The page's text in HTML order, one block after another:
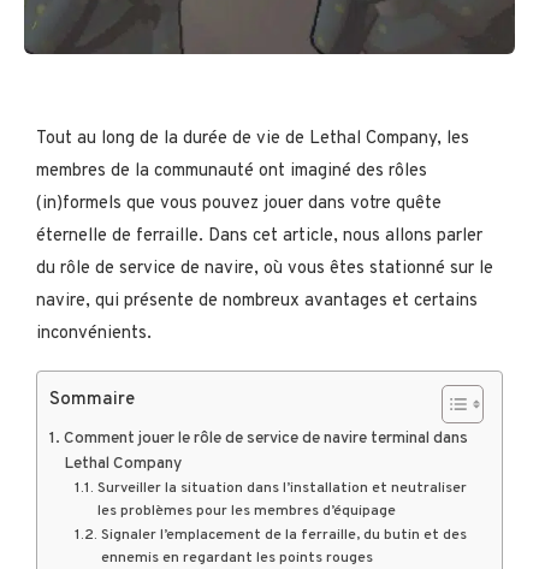
Tout au long de la durée de vie de Lethal Company, les
membres de la communauté ont imaginé des rôles
(in)formels que vous pouvez jouer dans votre quête
éternelle de ferraille. Dans cet article, nous allons parler
du rôle de service de navire, où vous êtes stationné sur le
navire, qui présente de nombreux avantages et certains
inconvénients.
Sommaire
Comment jouer le rôle de service de navire terminal dans
Lethal Company
Surveiller la situation dans l’installation et neutraliser
les problèmes pour les membres d’équipage
Signaler l’emplacement de la ferraille, du butin et des
ennemis en regardant les points rouges